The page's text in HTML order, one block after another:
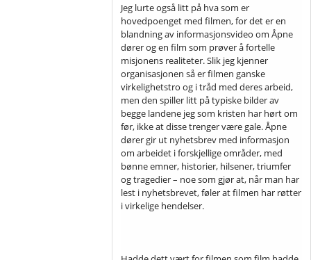
Jeg lurte også litt på hva som er
hovedpoenget med filmen, for det er en
blandning av informasjonsvideo om Åpne
dører og en film som prøver å fortelle
misjonens realiteter. Slik jeg kjenner
organisasjonen så er filmen ganske
virkelighetstro og i tråd med deres arbeid,
men den spiller litt på typiske bilder av
begge landene jeg som kristen har hørt om
før, ikke at disse trenger være gale. Åpne
dører gir ut nyhetsbrev med informasjon
om arbeidet i forskjellige områder, med
bønne emner, historier, hilsener, triumfer
og tragedier – noe som gjør at, når man har
lest i nyhetsbrevet, føler at filmen har røtter
i virkelige hendelser.